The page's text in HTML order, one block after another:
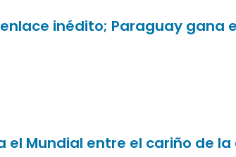
inédito; Paraguay gana
el Mundial entre el cariño de